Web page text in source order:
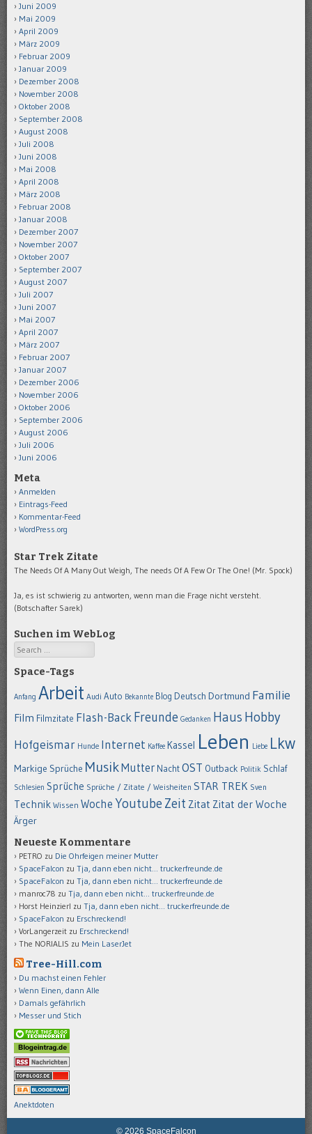
Juni 2009
Mai 2009
April 2009
März 2009
Februar 2009
Januar 2009
Dezember 2008
November 2008
Oktober 2008
September 2008
August 2008
Juli 2008
Juni 2008
Mai 2008
April 2008
März 2008
Februar 2008
Januar 2008
Dezember 2007
November 2007
Oktober 2007
September 2007
August 2007
Juli 2007
Juni 2007
Mai 2007
April 2007
März 2007
Februar 2007
Januar 2007
Dezember 2006
November 2006
Oktober 2006
September 2006
August 2006
Juli 2006
Juni 2006
Meta
Anmelden
Eintrags-Feed
Kommentar-Feed
WordPress.org
Star Trek Zitate
The Needs Of A Many Out Weigh, The needs Of A Few Or The One! (Mr. Spock)
Ja, es ist schwierig zu antworten, wenn man die Frage nicht versteht.
(Botschafter Sarek)
Suchen im WebLog
Search
Space-Tags
Anfang Arbeit Audi Auto Bekannte Blog Deutsch Dortmund Familie
Film Filmzitate Flash-BackFreunde Gedanken Haus Hobby
Hofgeismar Hunde Internet Kaffee Kassel Leben Liebe Lkw
Markige Sprüche MusikMutter NachtOST Outback Politik Schlaf
Schlesien Sprüche Sprüche / Zitate / Weisheiten STAR TREK Sven
Technik Wissen Woche Youtube Zeit Zitat Zitat der Woche
Ärger
Neueste Kommentare
PETRO zu Die Ohrfeigen meiner Mutter
SpaceFalcon zu Tja, dann eben nicht… truckerfreunde.de
SpaceFalcon zu Tja, dann eben nicht… truckerfreunde.de
manroc78 zu Tja, dann eben nicht… truckerfreunde.de
Horst Heinzierl zu Tja, dann eben nicht… truckerfreunde.de
SpaceFalcon zu Erschreckend!
VorLangerzeit zu Erschreckend!
The NORIALIS zu Mein LaserJet
Tree-Hill.com
Du machst einen Fehler
Wenn Einen, dann Alle
Damals gefährlich
Messer und Stich
Anektdoten
© 2026 SpaceFalcon